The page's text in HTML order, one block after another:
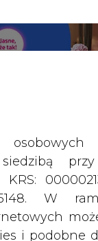
KONTRAST
W
i podobne
Jeżeli